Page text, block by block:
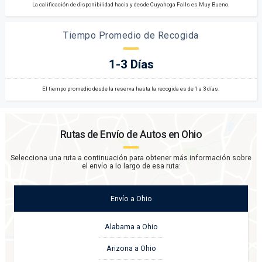
La calificación de disponibilidad hacia y desde Cuyahoga Falls es Muy Bueno.
Tiempo Promedio de Recogida
1-3 Días
El tiempo promedio desde la reserva hasta la recogida es de 1 a 3 días.
Rutas de Envío de Autos en Ohio
Selecciona una ruta a continuación para obtener más información sobre
el envío a lo largo de esa ruta:
Envío a Ohio
Alabama a Ohio
Arizona a Ohio